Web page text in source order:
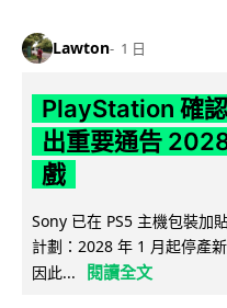
Lawton 1 日
PlayStation 確
出重要通告
戲
Sony 已在 PS5 主機包裝加
計劃：2028 年 1 月起停產
因此...
閱讀全文